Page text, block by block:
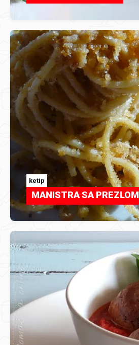
ketip
MANISTRA SA PREZLOM